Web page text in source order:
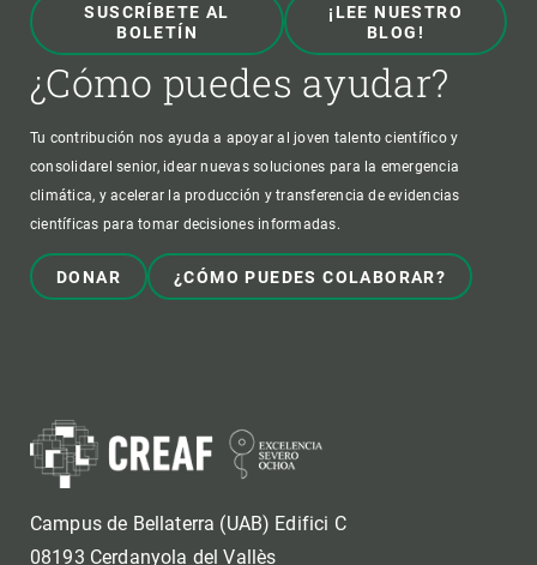
SUSCRÍBETE AL
BOLETÍN
¡LEE NUESTRO
BLOG!
¿Cómo puedes ayudar?
Tu contribución nos ayuda a apoyar al joven talento científico y
consolidarel senior, idear nuevas soluciones para la emergencia
climática, y acelerar la producción y transferencia de evidencias
científicas para tomar decisiones informadas.
DONAR ¿CÓMO PUEDES COLABORAR?
Campus de Bellaterra (UAB) Edifici C
08193 Cerdanyola del Vallès